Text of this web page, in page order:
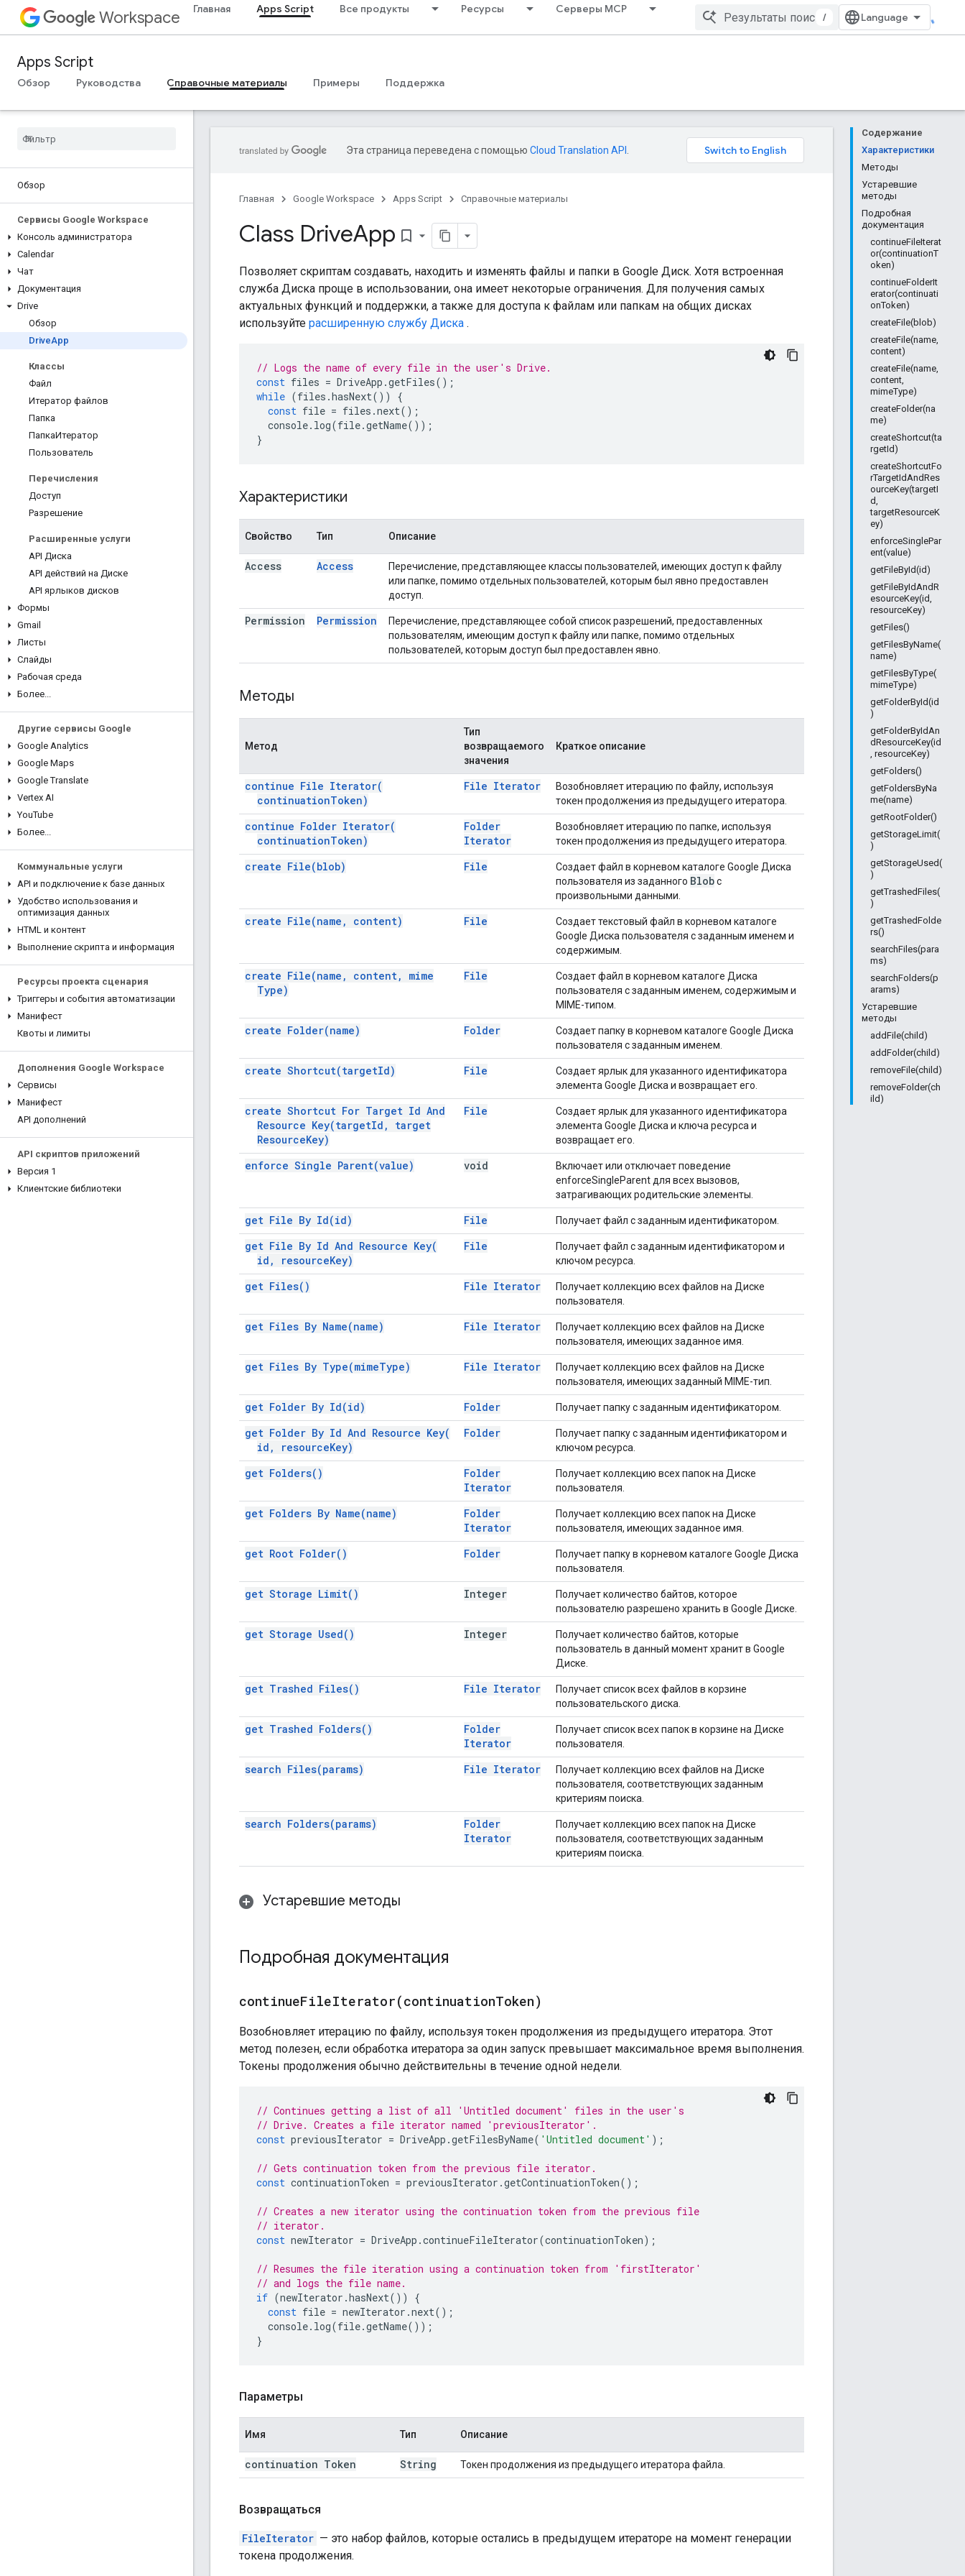
Workspace Главная Apps Script Все продукты Ресурсы Серверы MCP
/
Apps Script
Обзор Руководства Справочные материалы Примеры Поддержка
Обзор
Сервисы Google Workspace
Консоль администратора
Calendar
Чат
Документация
Drive
Обзор
DriveApp
Классы
Файл
Итератор файлов
Папка
ПапкаИтератор
Пользователь
Перечисления
Доступ
Разрешение
Расширенные услуги
API Диска
API действий на Диске
API ярлыков дисков
Формы
Gmail
Листы
Слайды
Рабочая среда
Более...
Другие сервисы Google
Google Analytics
Google Maps
Google Translate
Vertex AI
YouTube
Более...
Коммунальные услуги
API и подключение к базе данных
Удобство использования и
оптимизация данных
HTML и контент
Выполнение скрипта и информация
Ресурсы проекта сценария
Триггеры и события автоматизации
Манифест
Квоты и лимиты
Дополнения Google Workspace
Сервисы
Манифест
API дополнений
API скриптов приложений
Версия 1
Клиентские библиотеки
Содержание
Характеристики
Методы
Устаревшие
методы
Подробная
документация
continueFileIterat
or(continuationT
oken)
continueFolderIt
erator(continuati
onToken)
createFile(blob)
createFile(name,
content)
createFile(name,
content,
mimeType)
createFolder(na
me)
createShortcut(ta
rgetId)
createShortcutFo
rTargetIdAndRes
ourceKey(targetI
d,
targetResourceK
ey)
enforceSinglePar
ent(value)
getFileById(id)
getFileByIdAndR
esourceKey(id,
resourceKey)
getFiles()
getFilesByName(
name)
getFilesByType(
mimeType)
getFolderById(id
)
getFolderByIdAn
dResourceKey(id
, resourceKey)
getFolders()
getFoldersByNa
me(name)
getRootFolder()
getStorageLimit(
)
getStorageUsed(
)
getTrashedFiles(
)
getTrashedFolde
rs()
searchFiles(para
ms)
searchFolders(p
arams)
Устаревшие
методы
addFile(child)
addFolder(child)
removeFile(child)
removeFolder(ch
ild)
Эта страница переведена с помощью Cloud Translation API
Главная Google Workspace Apps Script Справочные материалы
Class DriveApp bookmark_border
Позволяет скриптам создавать, находить и изменять файлы и папки в Google Диск. Хотя встроенная
служба Диска проще в использовании, она имеет некоторые ограничения. Для получения самых
актуальных функций и поддержки, а также для доступа к файлам или папкам на общих дисках
используйте расширенную службу Диска .
// Logs the name of every file in the user's Drive.
const files = DriveApp .getFiles();
while (files .hasNext())
{
const file = files .next();
console. log(file.getName());
}
Характеристики
Свойство Тип Описание
Access Access
Перечисление, представляющее классы пользователей, имеющих доступ к файлу
или папке, помимо отдельных пользователей, которым был явно предоставлен
доступ.
Permission Permission
Перечисление, представляющее собой список разрешений, предоставленных
пользователям, имеющим доступ к файлу или папке, помимо отдельных
пользователей, которым доступ был предоставлен явно.
Методы
Метод
Тип
возвращаемого
значения
Краткое описание
continue File Iterator(
continuationToken)
File Iterator
Возобновляет итерацию по файлу, используя
токен продолжения из предыдущего итератора.
continue Folder Iterator(
continuationToken)
Folder
Iterator
Возобновляет итерацию по папке, используя
токен продолжения из предыдущего итератора.
create File(blob) File
Создает файл в корневом каталоге Google Диска
пользователя из заданного Blobс
произвольными данными.
create File(name , content) File
Создает текстовый файл в корневом каталоге
Google Диска пользователя с заданным именем и
содержимым.
create File(name , content,
mime
Type)
File
Создает файл в корневом каталоге Диска
пользователя с заданным именем, содержимым и
MIME-типом.
create Folder(name) Folder
Создает папку в корневом каталоге Google Диска
пользователя с заданным именем.
create Shortcut(targetId) File
Создает ярлык для указанного идентификатора
элемента Google Диска и возвращает его.
create Shortcut For Target Id And
Resource Key(targetId ,
target
ResourceKey)
File
Создает ярлык для указанного идентификатора
элемента Google Диска и ключа ресурса и
возвращает его.
enforce Single Parent(value) void
Включает или отключает поведение
enforceSingleParent для всех вызовов,
затрагивающих родительские элементы.
get File By Id(id) File Получает файл с заданным идентификатором.
get File By Id And Resource Key(
id , resourceKey)
File
Получает файл с заданным идентификатором и
ключом ресурса.
get Files( ) File Iterator
Получает коллекцию всех файлов на Диске
пользователя.
get Files By Name(name) File Iterator
Получает коллекцию всех файлов на Диске
пользователя, имеющих заданное имя.
get Files By Type(mimeType) File Iterator
Получает коллекцию всех файлов на Диске
пользователя, имеющих заданный MIME-тип.
get Folder By Id(id) Folder Получает папку с заданным идентификатором.
get Folder By Id And Resource Key(
id , resourceKey)
Folder
Получает папку с заданным идентификатором и
ключом ресурса.
get Folders( )
Folder
Iterator
Получает коллекцию всех папок на Диске
пользователя.
get Folders By Name(name)
Folder
Iterator
Получает коллекцию всех папок на Диске
пользователя, имеющих заданное имя.
get Root Folder( ) Folder
Получает папку в корневом каталоге Google Диска
пользователя.
get Storage Limit( ) Integer
Получает количество байтов, которое
пользователю разрешено хранить в Google Диске.
get Storage Used( ) Integer
Получает количество байтов, которые
пользователь в данный момент хранит в Google
Диске.
get Trashed Files( ) File Iterator
Получает список всех файлов в корзине
пользовательского диска.
get Trashed Folders( )
Folder
Iterator
Получает список всех папок в корзине на Диске
пользователя.
search Files(params) File Iterator
Получает коллекцию всех файлов на Диске
пользователя, соответствующих заданным
критериям поиска.
search Folders(params)
Folder
Iterator
Получает коллекцию всех папок на Диске
пользователя, соответствующих заданным
критериям поиска.
Устаревшие методы
Подробная документация
continueFileIterator(continuationToken)
Возобновляет итерацию по файлу, используя токен продолжения из предыдущего итератора. Этот
метод полезен, если обработка итератора за один запуск превышает максимальное время выполнения.
Токены продолжения обычно действительны в течение одной недели.
// Continues getting a list of all 'Untitled document' files in the user's
// Drive. Creates a file iterator named 'previousIterator'.
const previousIterator = DriveApp .getFilesByName( 'Untitled document' );
// Gets continuation token from the previous file iterator.
const continuationToken = previousIterator .getContinuationToken();
// Creates a new iterator using the continuation token from the previous file
// iterator.
const newIterator = DriveApp .continueFileIterator(continuationToken);
// Resumes the file iteration using a continuation token from 'firstIterator'
// and logs the file name.
if (newIterator .hasNext())
{
const file = newIterator .next();
console. log(file.getName());
}
Параметры
Имя Тип Описание
continuation Token String Токен продолжения из предыдущего итератора файла.
Возвращаться
FileIterator — это набор файлов, которые остались в предыдущем итераторе на момент генерации
токена продолжения.